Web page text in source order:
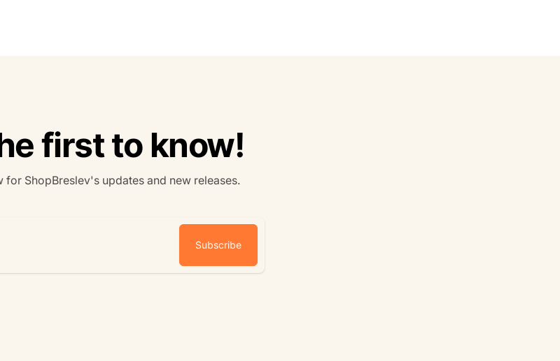
first to know!
for ShopBreslev's updates and new releases.
Subscribe